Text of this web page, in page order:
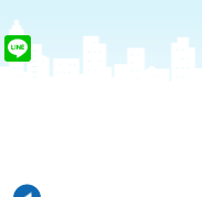
Line